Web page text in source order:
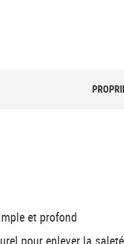
et profond
pour enlever la